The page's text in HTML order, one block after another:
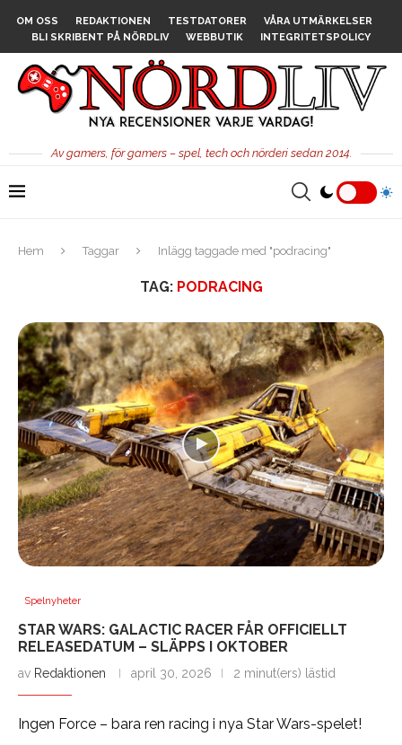
OM OSS REDAKTIONEN TESTDATORER
VÅRA UTMÄRKELSER
BLI SKRIBENT PÅ NÖRDLIV
WEBBUTIK INTEGRITETSPOLICY
Av gamers, för gamers – spel, tech och nörderi sedan 2014.
Hem Taggar Inlägg taggade med "podracing"
TAG: PODRACING
Spelnyheter
STAR WARS: GALACTIC RACER FÅR OFFICIELLT
RELEASEDATUM – SLÄPPS I OKTOBER
av Redaktionen april 30, 2026 2 minut(ers) lästid
Ingen Force – bara ren racing i nya Star Wars-spelet!